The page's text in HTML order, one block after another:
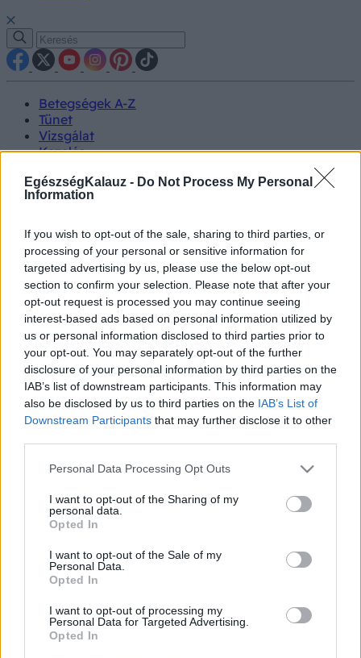
EgészségKalauz - Do Not Process My Personal
Information
If you wish to opt-out of the sale, sharing to third parties, or
processing of your personal or sensitive information for
targeted advertising by us, please use the below opt-out
section to confirm your selection. Please note that after your
opt-out request is processed you may continue seeing
interest-based ads based on personal information utilized by
us or personal information disclosed to third parties prior to
your opt-out. You may separately opt-out of the further
disclosure of your personal information by third parties on the
IAB’s list of downstream participants. This information may
also be disclosed by us to third parties on the IAB’s List of
Downstream Participants that may further disclose it to other
Please note that this website/app uses one or more Google
not limited to your visit or usage behaviour. You may click to
grant or deny consent to Google and its third-party tags to
use your data for below specified purposes in below Google
consent section.
Personal Data Processing Opt Outs
I want to opt-out of the Sharing of my
personal data.
Opted In
I want to opt-out of the Sale of my
Personal Data.
Opted In
I want to opt-out of processing my
Personal Data for Targeted Advertising.
Opted In
Betegségek A-Z
Tünet
Vizsgálat
Kezelés
Kutatás
Prevenció
Videók
Kisállatok egészsége
#allergia #influenza#cukorbetegség
#orvosmeteorológia#vérnyomás #stroke#rákbetegség
#pajzsmirigy#reflux#ekcéma#herpesz
Regisztráció
Rák
Rák